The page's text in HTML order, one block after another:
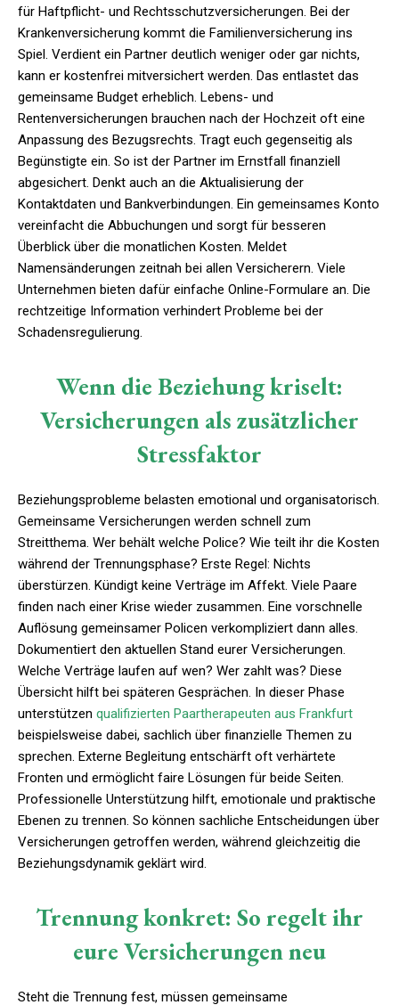
für Haftpflicht- und Rechtsschutzversicherungen. Bei der
Krankenversicherung kommt die Familienversicherung ins
Spiel. Verdient ein Partner deutlich weniger oder gar nichts,
kann er kostenfrei mitversichert werden. Das entlastet das
gemeinsame Budget erheblich. Lebens- und
Rentenversicherungen brauchen nach der Hochzeit oft eine
Anpassung des Bezugsrechts. Tragt euch gegenseitig als
Begünstigte ein. So ist der Partner im Ernstfall finanziell
abgesichert. Denkt auch an die Aktualisierung der
Kontaktdaten und Bankverbindungen. Ein gemeinsames Konto
vereinfacht die Abbuchungen und sorgt für besseren
Überblick über die monatlichen Kosten. Meldet
Namensänderungen zeitnah bei allen Versicherern. Viele
Unternehmen bieten dafür einfache Online-Formulare an. Die
rechtzeitige Information verhindert Probleme bei der
Schadensregulierung.
Wenn die Beziehung kriselt:
Versicherungen als zusätzlicher
Stressfaktor
Beziehungsprobleme belasten emotional und organisatorisch.
Gemeinsame Versicherungen werden schnell zum
Streitthema. Wer behält welche Police? Wie teilt ihr die Kosten
während der Trennungsphase? Erste Regel: Nichts
überstürzen. Kündigt keine Verträge im Affekt. Viele Paare
finden nach einer Krise wieder zusammen. Eine vorschnelle
Auflösung gemeinsamer Policen verkompliziert dann alles.
Dokumentiert den aktuellen Stand eurer Versicherungen.
Welche Verträge laufen auf wen? Wer zahlt was? Diese
Übersicht hilft bei späteren Gesprächen. In dieser Phase
unterstützen qualifizierten Paartherapeuten aus Frankfurt
beispielsweise dabei, sachlich über finanzielle Themen zu
sprechen. Externe Begleitung entschärft oft verhärtete
Fronten und ermöglicht faire Lösungen für beide Seiten.
Professionelle Unterstützung hilft, emotionale und praktische
Ebenen zu trennen. So können sachliche Entscheidungen über
Versicherungen getroffen werden, während gleichzeitig die
Beziehungsdynamik geklärt wird.
Trennung konkret: So regelt ihr
eure Versicherungen neu
Steht die Trennung fest, müssen gemeinsame